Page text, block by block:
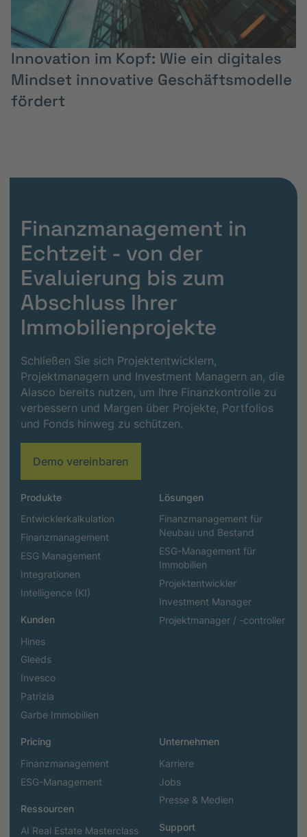
Innovation im Kopf: Wie ein digitales
Mindset innovative Geschäftsmodelle
fördert
Finanzmanagement in
Echtzeit - von der
Evaluierung bis zum
Abschluss Ihrer
Immobilienprojekte
Schließen Sie sich Projektentwicklern,
Projektmanagern und Investment Managern an, die
Alasco bereits nutzen, um Ihre Finanzkontrolle zu
verbessern und Margen über Projekte, Portfolios
und Fonds hinweg zu schützen.
Demo vereinbaren
Produkte
Entwicklerkalkulation
Finanzmanagement
ESG Management
Integrationen
Intelligence (KI)
Kunden
Hines
Gleeds
Invesco
Patrizia
Garbe Immobilien
Lösungen
Finanzmanagement für
Neubau und Bestand
ESG-Management für
Immobilien
Projektentwickler
Investment Manager
Projektmanager / -controller
Pricing
Finanzmanagement
ESG-Management
Ressourcen
AI Real Estate Masterclass
Unternehmen
Karriere
Jobs
Presse & Medien
Support